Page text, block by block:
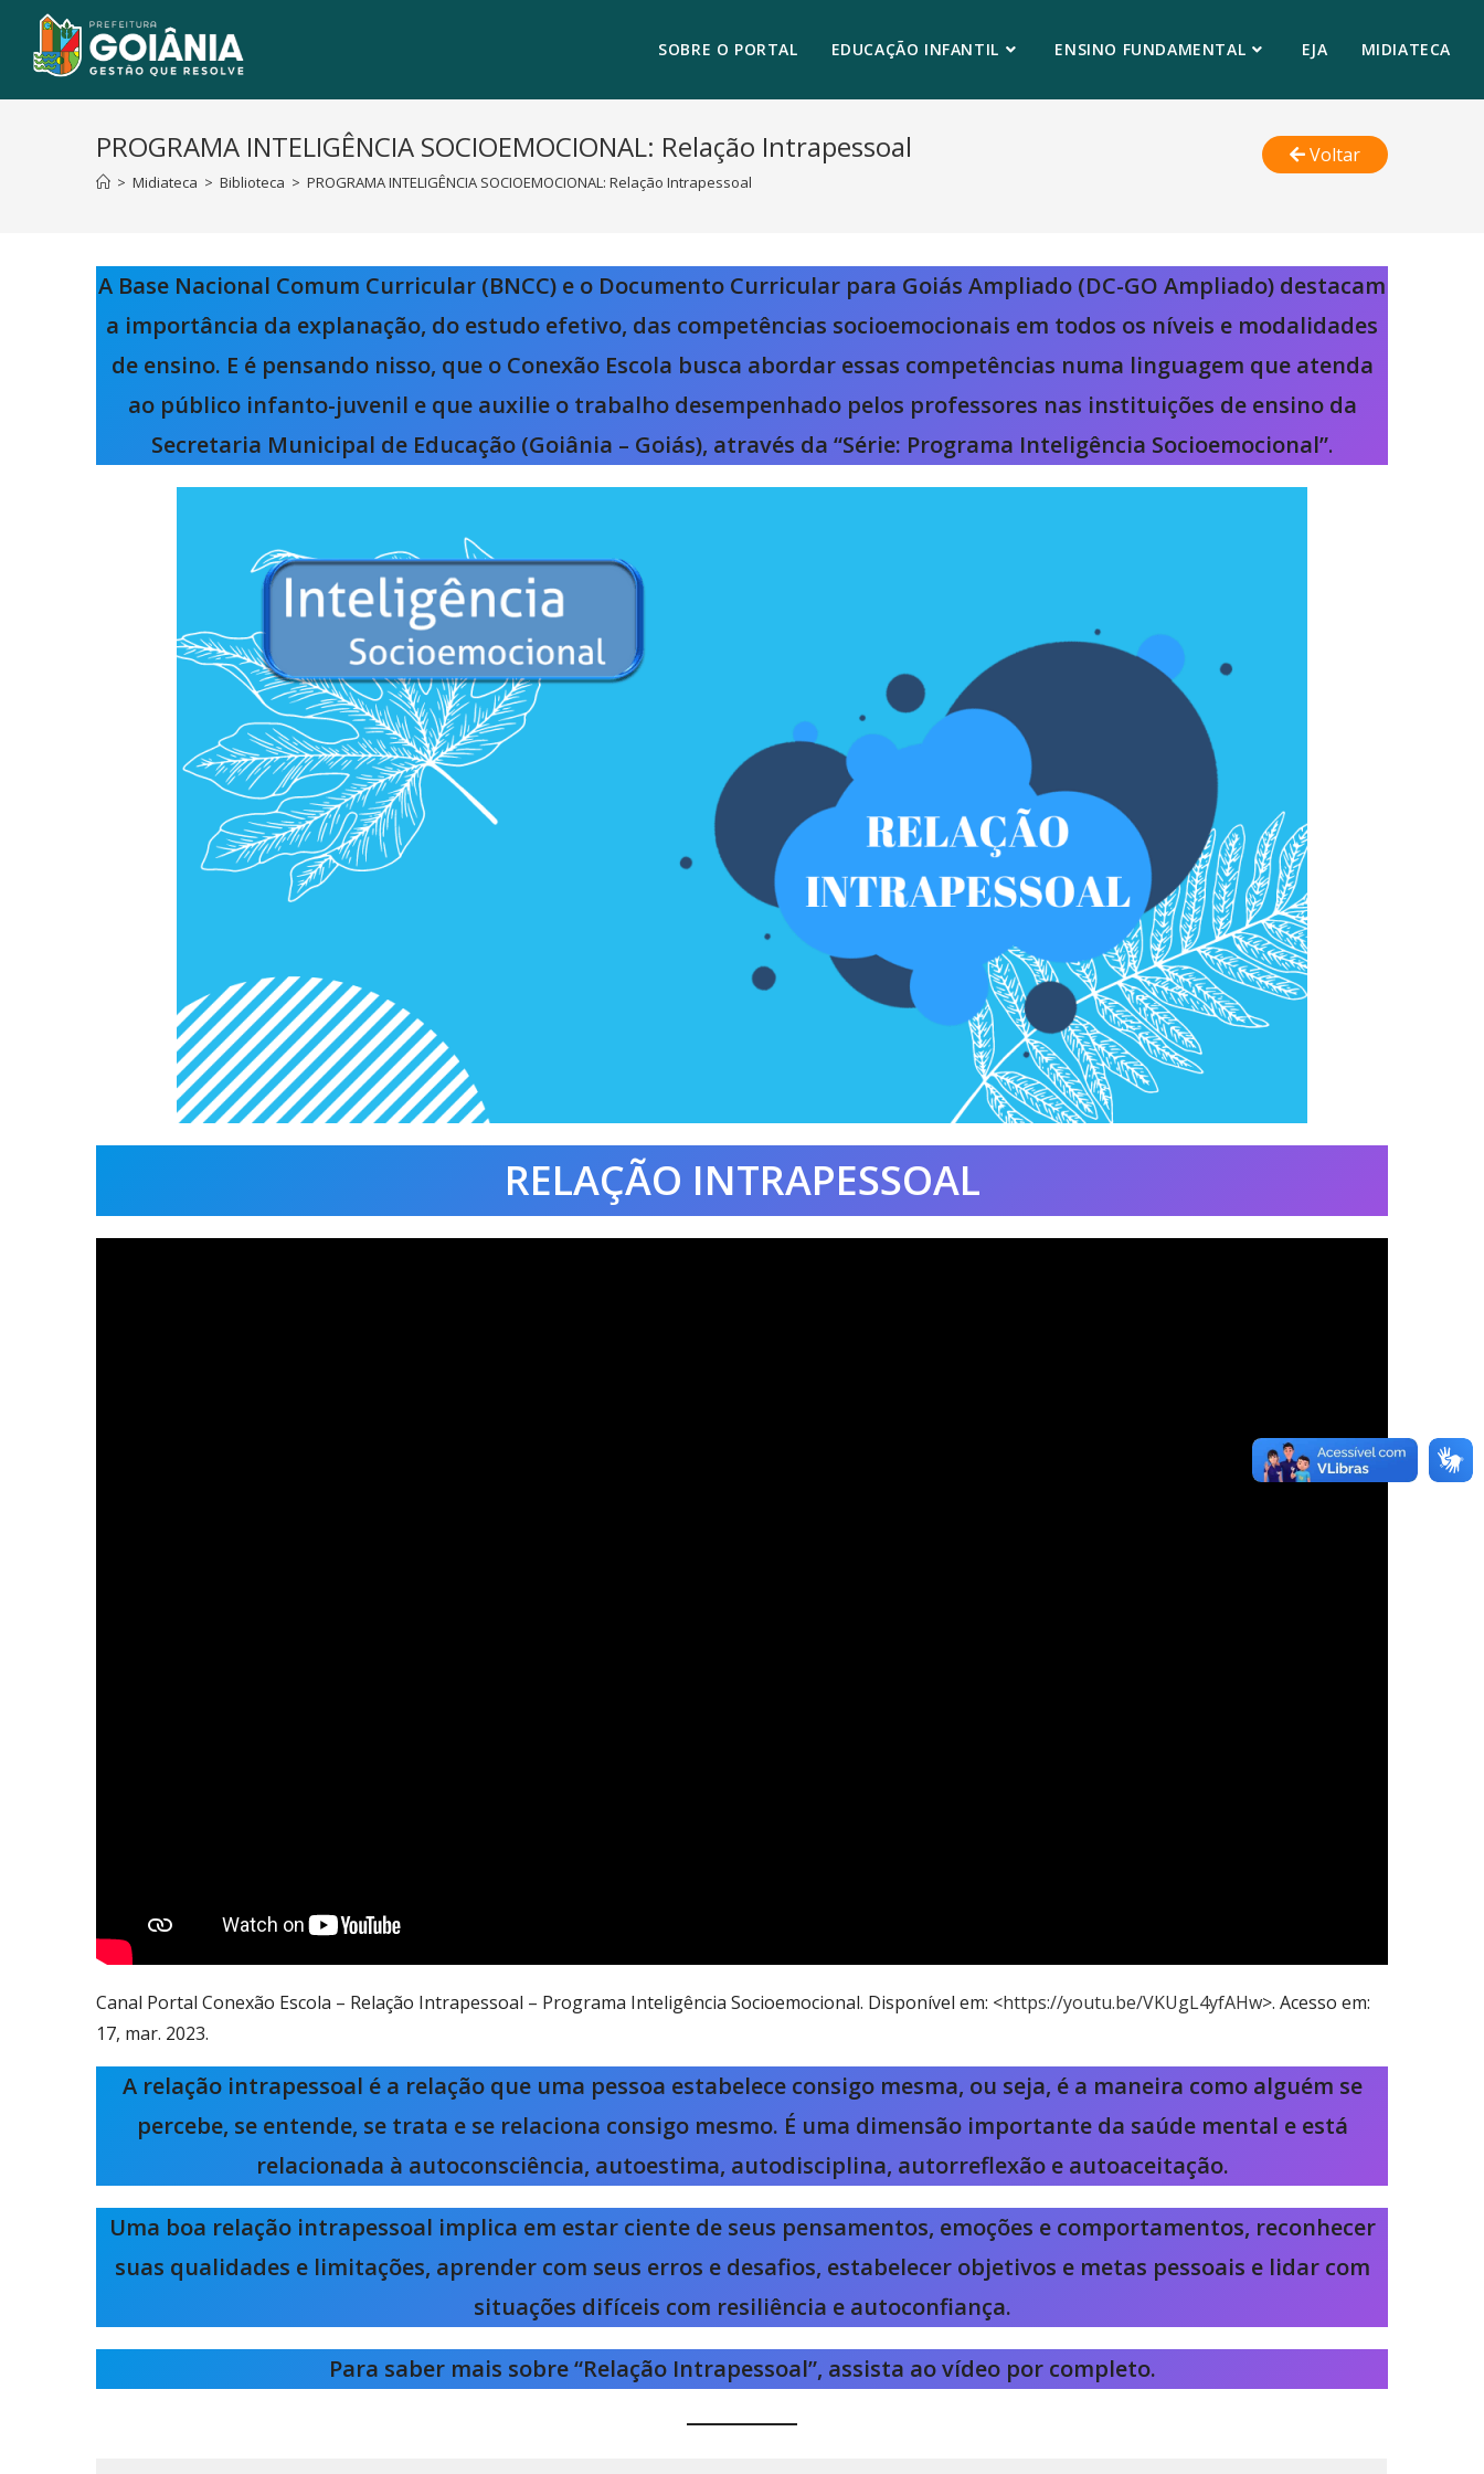
SOBRE O PORTAL EDUCAÇÃO INFANTIL ENSINO FUNDAMENTAL EJA MIDIATECA
PROGRAMA INTELIGÊNCIA SOCIOEMOCIONAL: Relação Intrapessoal
> Midiateca > Biblioteca > PROGRAMA INTELIGÊNCIA SOCIOEMOCIONAL: Relação Intrapessoal
Voltar
A Base Nacional Comum Curricular (BNCC) e o Documento Curricular para Goiás Ampliado (DC-GO Ampliado) destacam
a importância da explanação, do estudo efetivo, das competências socioemocionais em todos os níveis e modalidades
de ensino. E é pensando nisso, que o Conexão Escola busca abordar essas competências numa linguagem que atenda
ao público infanto-juvenil e que auxilie o trabalho desempenhado pelos professores nas instituições de ensino da
Secretaria Municipal de Educação (Goiânia – Goiás), através da “Série: Programa Inteligência Socioemocional”.
RELAÇÃO INTRAPESSOAL
Canal Portal Conexão Escola – Relação Intrapessoal – Programa Inteligência Socioemocional. Disponível em: <https://youtu.be/VKUgL4yfAHw>. Acesso em:
17, mar. 2023.
A relação intrapessoal é a relação que uma pessoa estabelece consigo mesma, ou seja, é a maneira como alguém se
percebe, se entende, se trata e se relaciona consigo mesmo. É uma dimensão importante da saúde mental e está
relacionada à autoconsciência, autoestima, autodisciplina, autorreflexão e autoaceitação.
Uma boa relação intrapessoal implica em estar ciente de seus pensamentos, emoções e comportamentos, reconhecer
suas qualidades e limitações, aprender com seus erros e desafios, estabelecer objetivos e metas pessoais e lidar com
situações difíceis com resiliência e autoconfiança.
Para saber mais sobre “Relação Intrapessoal”, assista ao vídeo por completo.